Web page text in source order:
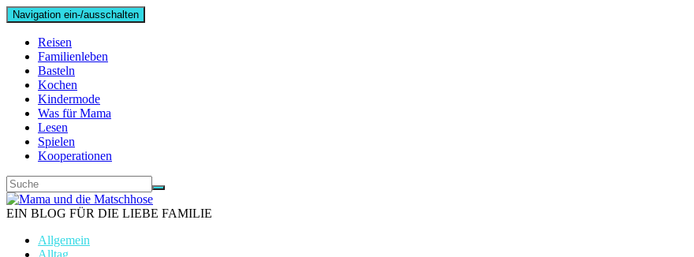
Navigation ein-/ausschalten
Reisen
Familienleben
Basteln
Kochen
Kindermode
Was für Mama
Lesen
Spielen
Kooperationen
EIN BLOG FÜR DIE LIEBE FAMILIE
Allgemein
Alltag